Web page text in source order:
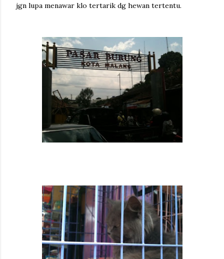
jgn lupa menawar klo tertarik dg hewan tertentu.